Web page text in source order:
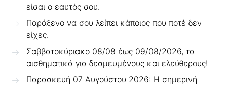
είσαι ο εαυτός σου.
Παράξενο να σου λείπει κάποιος που ποτέ δεν
είχες.
Σαββατοκύριακο 08/08 έως 09/08/2026, τα
αισθηματικά για δεσμευμένους και ελεύθερους!
Παρασκευή 07 Αυγούστου 2026: Η σημερινή